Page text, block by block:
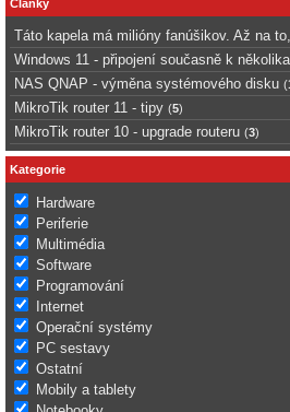
Články
Táto kapela má milióny fanúšikov. Až na
Windows 11 - připojení současně k
NAS QNAP - výměna systémového disku (
MikroTik router 11 - tipy (5)
MikroTik router 10 - upgrade routeru (3)
Kategorie
Hardware
Periferie
Multimédia
Software
Programování
Internet
Operační systémy
PC sestavy
Ostatní
Mobily a tablety